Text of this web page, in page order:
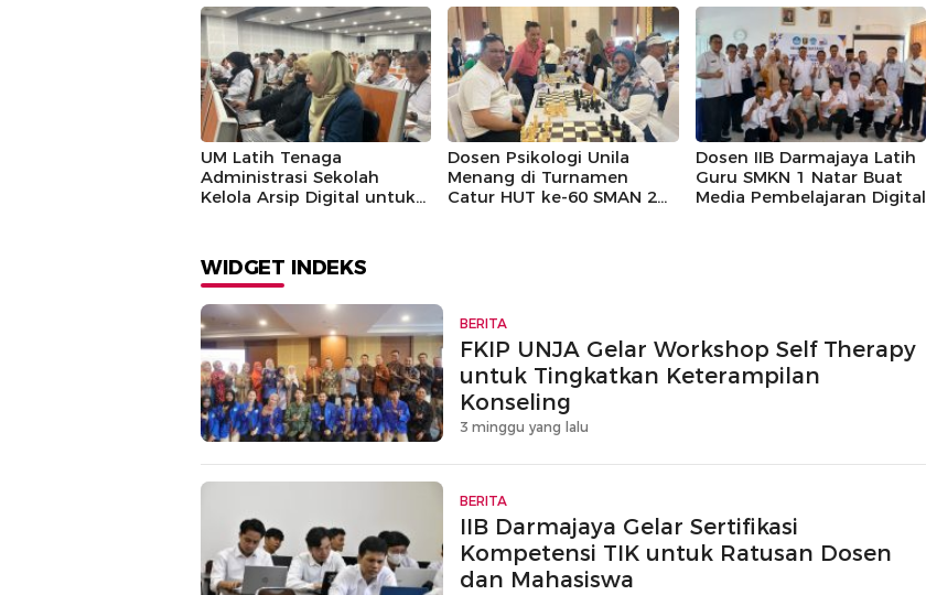
UM Latih Tenaga
Administrasi Sekolah
Kelola Arsip Digital untuk
Dosen Psikologi Unila
Menang di Turnamen
Catur HUT ke-60 SMAN 2
Dosen IIB Darmajaya Latih
Guru SMKN 1 Natar Buat
Media Pembelajaran Digital
WIDGET INDEKS
BERITA
FKIP UNJA Gelar Workshop Self Therapy
untuk Tingkatkan Keterampilan
Konseling
3 minggu yang lalu
BERITA
IIB Darmajaya Gelar Sertifikasi
Kompetensi TIK untuk Ratusan Dosen
dan Mahasiswa